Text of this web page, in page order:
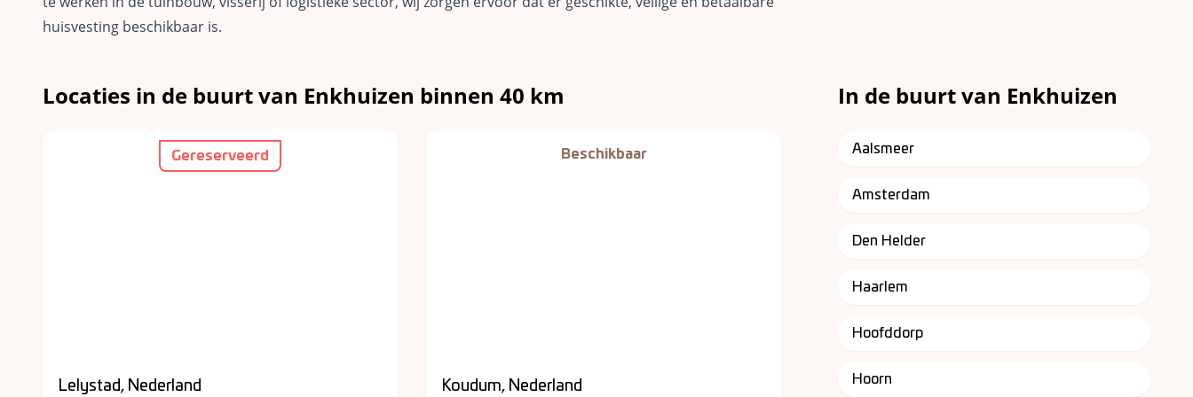
huisvesting beschikbaar is.
Locaties in de buurt van Enkhuizen binnen 40 km
Gereserveerd
Lelystad, Nederland
Beschikbaar
Koudum, Nederland
In de buurt van Enkhuizen
Aalsmeer
Amsterdam
Den Helder
Haarlem
Hoofddorp
Hoorn